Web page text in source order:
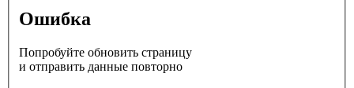
Ошибка
Попробуйте обновить страницу
и отправить данные повторно